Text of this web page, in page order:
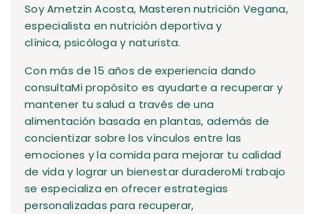
Soy Ametzin Acosta, Masteren nutrición Vegana,
especialista en nutrición deportiva y
clínica, psicóloga y naturista.
Con más de 15 años de experiencia dando
consultaMi propósito es ayudarte a recuperar y
mantener tu salud a través de una
alimentación basada en plantas, además de
concientizar sobre los vínculos entre las
emociones y la comida para mejorar tu calidad
de vida y lograr un bienestar duraderoMi trabajo
se especializa en ofrecer estrategias
personalizadas para recuperar,